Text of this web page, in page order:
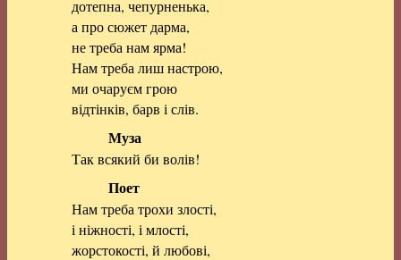
дотепна, чепурненька,
а про сюжет дарма,
не треба нам ярма!
Нам треба лиш настрою,
ми очаруєм грою
відтінків, барв і слів.
Муза
Так всякий би волів!
Поет
Нам треба трохи злості,
і ніжності, і млості,
жорстокості, й любові,